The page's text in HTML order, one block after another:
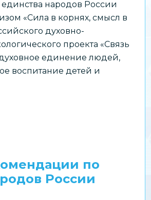
народов России
«Сила в корнях, смысл в
духовно-
проекта «Связь
единение людей,
воспитание детей и
по
России